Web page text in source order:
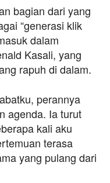
bagian dari yang
“generasi klik
dalam
Kasali, yang
rapuh di dalam.
perannya
agenda. Ia turut
kali aku
terasa
yang pulang dari